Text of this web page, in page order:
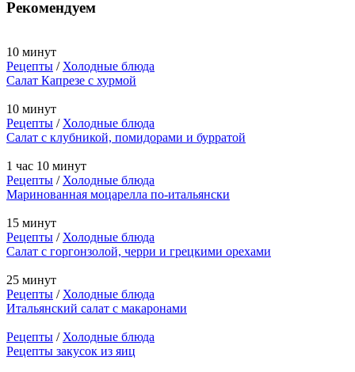
Рекомендуем
10 минут
Рецепты /Холодные блюда
Салат Капрезе с хурмой
10 минут
Рецепты /Холодные блюда
Салат с клубникой, помидорами и бурратой
1 час 10 минут
Рецепты /Холодные блюда
Маринованная моцарелла по-итальянски
15 минут
Рецепты /Холодные блюда
Салат с горгонзолой, черри и грецкими орехами
25 минут
Рецепты /Холодные блюда
Итальянский салат с макаронами
Рецепты /Холодные блюда
Рецепты закусок из яиц